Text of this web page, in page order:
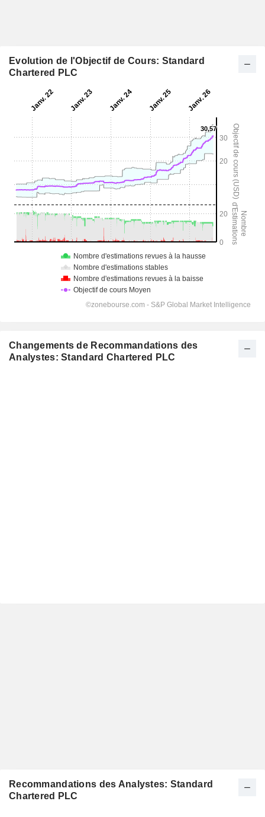
Evolution de l'Objectif de Cours: Standard
Chartered PLC
Changements de Recommandations des
Analystes: Standard Chartered PLC
Recommandations des Analystes: Standard
Chartered PLC